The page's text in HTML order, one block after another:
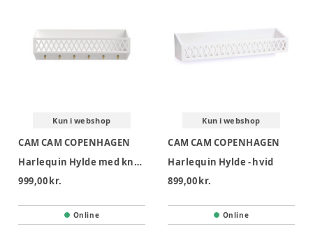
Kun i webshop
CAM CAM COPENHAGEN
Harlequin Hylde med knager - Hvid
999,00 kr.
Online
Kun i webshop
CAM CAM COPENHAGEN
Harlequin Hylde - hvid
899,00 kr.
Online